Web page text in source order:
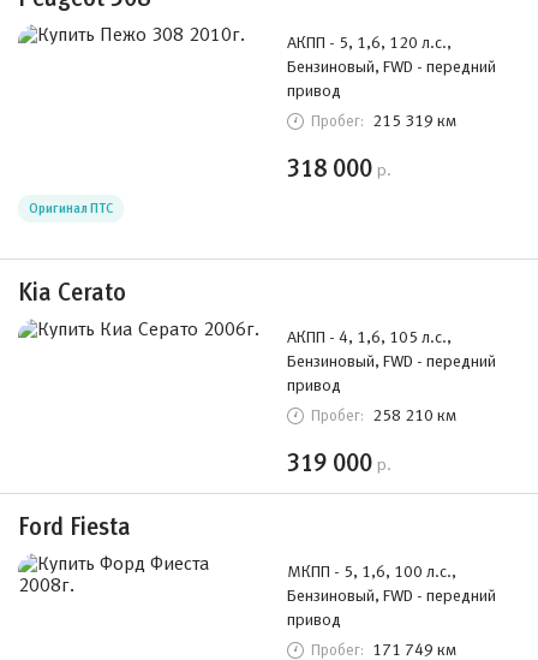
АКПП - 5, 1,6, 120 л.с.,
Бензиновый, FWD - передний
привод
Пробег: 215 319 км
318 000 р.
Оригинал ПТС
Kia Cerato
АКПП - 4, 1,6, 105 л.с.,
Бензиновый, FWD - передний
привод
Пробег: 258 210 км
319 000 р.
Ford Fiesta
МКПП - 5, 1,6, 100 л.с.,
Бензиновый, FWD - передний
привод
Пробег: 171 749 км